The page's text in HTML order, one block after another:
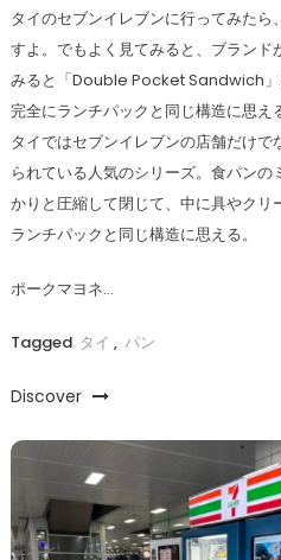
タイのセブンイレブンに行ってみた
すよ。でもよく見てみると、ブラン
みると「Double Pocket Sandwich」
完全にランチパックと同じ構造に思え
タイではセブンイレブンの店舗だけ
られている人気のシリーズ。食パン
かりと圧縮して閉じて、中に具やク
ランチパックと同じ構造に思える。
ポークマヨネ…
Tagged タイ , パン
Discover